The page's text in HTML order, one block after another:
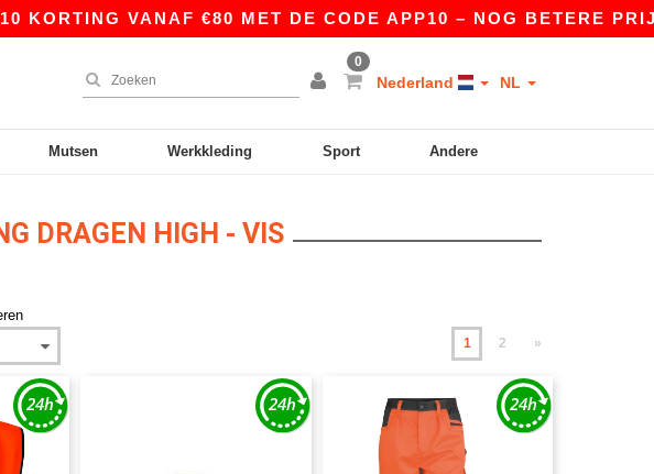
VANAF €80 MET DE CODE APP10 – NOG BETERE PRIJZEN IN
0
Nederland NL
Mutsen Werkkleding Sport Andere
DRAGEN HIGH - VIS
1 2 »